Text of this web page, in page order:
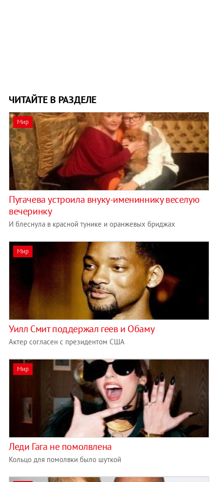
ЧИТАЙТЕ В РАЗДЕЛЕ
Мир
Пугачева устроила внуку-имениннику веселую
вечеринку
И блеснула в красной тунике и оранжевых бриджах
Мир
Уилл Смит поддержал геев и Обаму
Актер согласен с президентом США
Мир
Леди Гага не помолвлена
Кольцо для помолвки было шуткой